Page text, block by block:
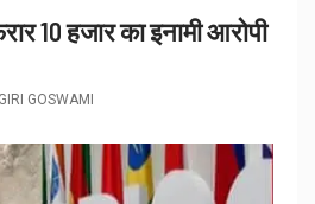
10 हजार का इनामी आरोपी
GOSWAMI